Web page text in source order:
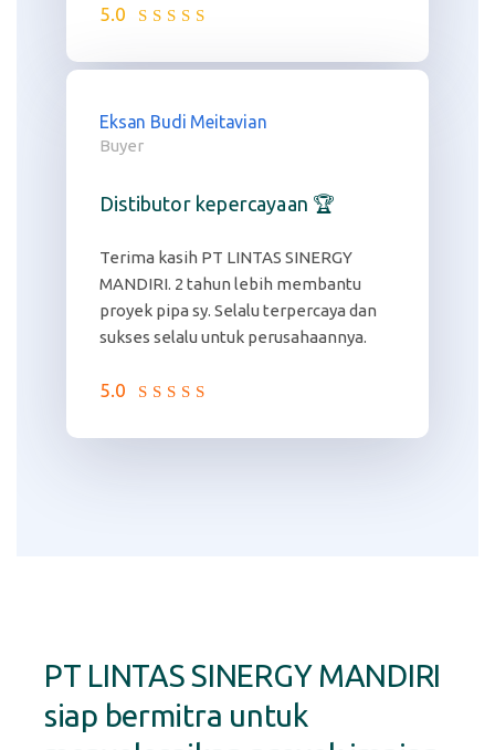
5.0
Eksan Budi Meitavian
Buyer
Distibutor kepercayaan 🏆
Terima kasih PT LINTAS SINERGY
MANDIRI. 2 tahun lebih membantu
proyek pipa sy. Selalu terpercaya dan
sukses selalu untuk perusahaannya.
5.0
PT LINTAS SINERGY MANDIRI
siap bermitra untuk